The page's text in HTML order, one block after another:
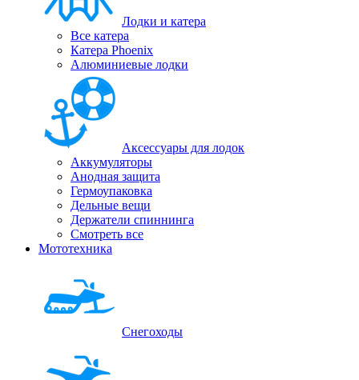
Лодки и катера
Все катера
Катера Phoenix
Алюминиевые лодки
Аксессуары для лодок
Аккумуляторы
Анодная защита
Гермоупаковка
Дельные вещи
Держатели спиннинга
Смотреть все
Мототехника
Снегоходы